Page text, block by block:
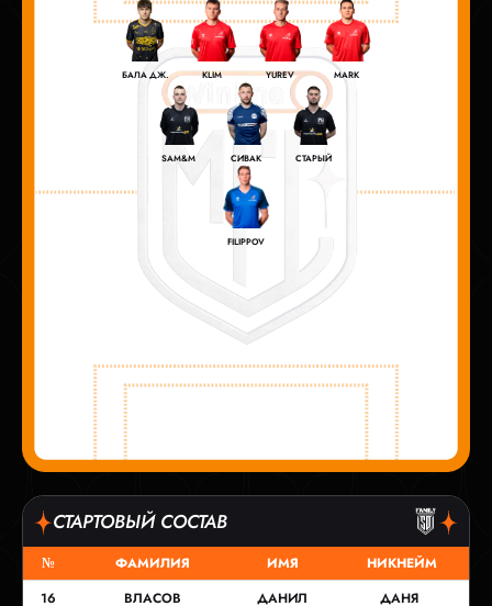
БАЛА ДЖ. KLIM YUREV MARK
SAM&M СИВАК СТАРЫЙ
FILIPPOV
СТАРТОВЫЙ СОСТАВ
№ ФАМИЛИЯ ИМЯ
НИКНЕЙМ
16
ВЛАСОВ ДАНИЛ
ДАНЯ